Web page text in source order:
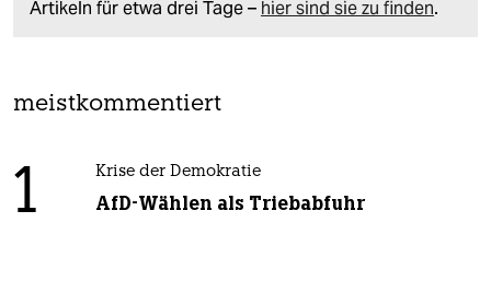
Artikeln für etwa drei Tage – hier sind sie zu finden.
meistkommentiert
1 Krise der Demokratie
AfD-Wählen als Triebabfuhr